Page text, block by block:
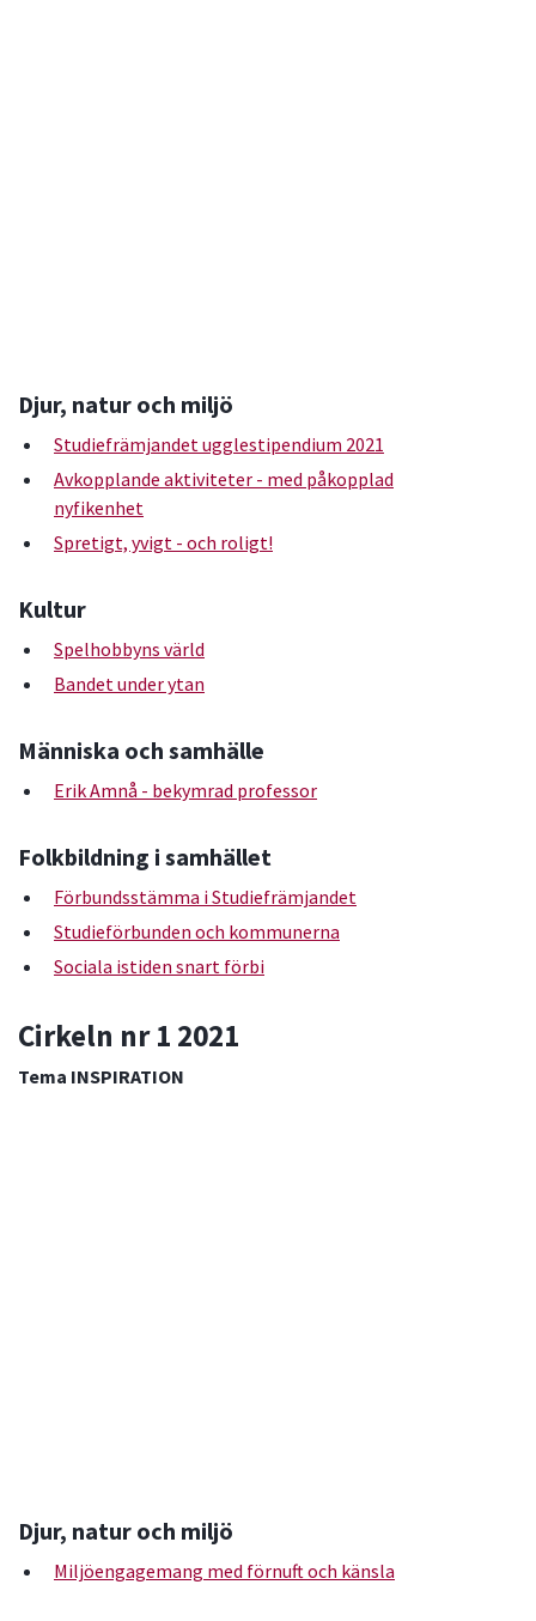
Djur, natur och miljö
Studiefrämjandet ugglestipendium 2021
Avkopplande aktiviteter - med påkopplad
nyfikenhet
Spretigt, yvigt - och roligt!
Kultur
Spelhobbyns värld
Bandet under ytan
Människa och samhälle
Erik Amnå - bekymrad professor
Folkbildning i samhället
Förbundsstämma i Studiefrämjandet
Studieförbunden och kommunerna
Sociala istiden snart förbi
Cirkeln nr 1 2021
Tema INSPIRATION
Djur, natur och miljö
Miljöengagemang med förnuft och känsla